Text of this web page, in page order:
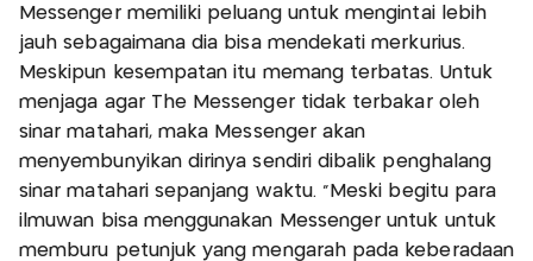
Messenger memiliki peluang untuk mengintai lebih
jauh sebagaimana dia bisa mendekati merkurius.
Meskipun kesempatan itu memang terbatas. Untuk
menjaga agar The Messenger tidak terbakar oleh
sinar matahari, maka Messenger akan
menyembunyikan dirinya sendiri dibalik penghalang
sinar matahari sepanjang waktu. "Meski begitu para
ilmuwan bisa menggunakan Messenger untuk untuk
memburu petunjuk yang mengarah pada keberadaan